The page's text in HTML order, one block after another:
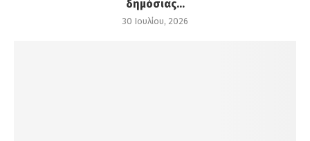
δημόσιας...
30 Ιουλίου, 2026